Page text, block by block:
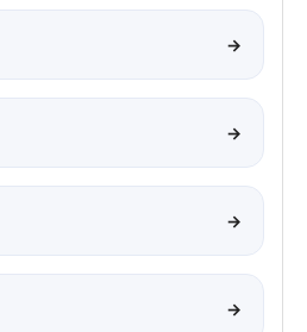
→
→
→
→